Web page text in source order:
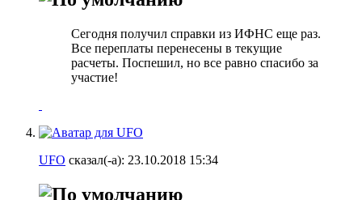
Сегодня получил справки из ИФНС еще раз.
Все переплаты перенесены в текущие
расчеты. Поспешил, но все равно спасибо за
участие!
UFO сказал(-а): 23.10.2018 15:34